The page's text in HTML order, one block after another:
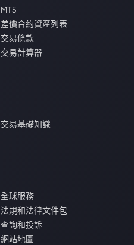
MT5
差價合約資產列表
交易條款
交易計算器
交易基礎知識
全球服務
法規和法律文件包
查詢和投訴
網站地圖